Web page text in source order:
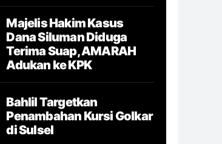
Majelis Hakim Kasus
Dana Siluman Diduga
Terima Suap, AMARAH
Adukan ke KPK
Bahlil Targetkan
Penambahan Kursi Golkar
di Sulsel